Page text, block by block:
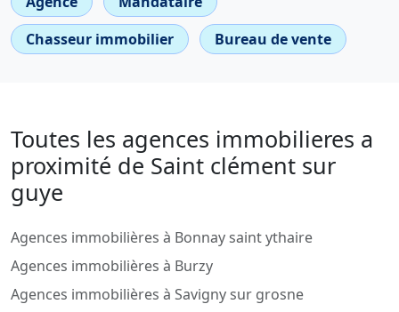
Chasseur immobilier
Bureau de vente
Toutes les agences immobilieres a
proximité de Saint clément sur
guye
Agences immobilières à Bonnay saint ythaire
Agences immobilières à Burzy
Agences immobilières à Savigny sur grosne